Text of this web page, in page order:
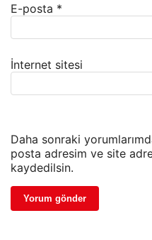
E-posta *
İnternet sitesi
Daha sonraki
posta adresim ve site
kaydedilsin.